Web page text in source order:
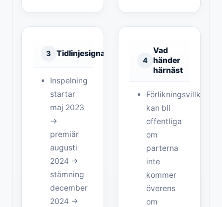
3 Tidlinjesignal
Inspelning
startar
maj 2023
→
premiär
augusti
2024 →
stämning
december
2024 →
4
Vad
händer
härnäst
Förlikningsvillkoren
kan bli
offentliga
om
parterna
inte
kommer
överens
om